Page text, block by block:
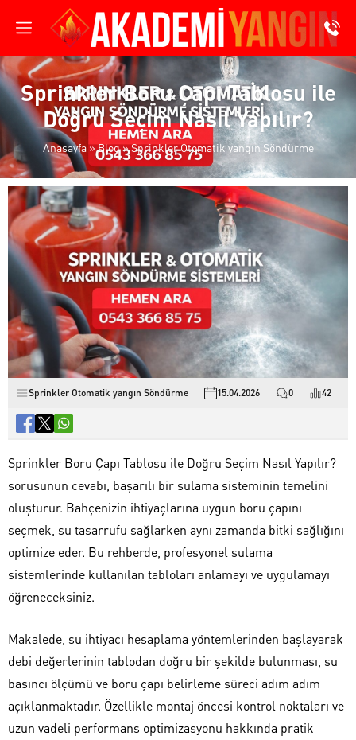
Sprinkler Boru Çapı Tablosu ile
Doğru Seçim Nasıl Yapılır?
Anasayfa»Blog»Sprinkler Otomatik yangın Söndürme
Sprinkler Otomatik yangın Söndürme 15.04.2026 0 42
Sprinkler Boru Çapı Tablosu ile Doğru Seçim Nasıl Yapılır?
sorusunun cevabı, başarılı bir sulama sisteminin temelini
oluşturur. Bahçenizin ihtiyaçlarına uygun boru çapını
seçmek, su tasarrufu sağlarken aynı zamanda bitki sağlığını
optimize eder. Bu rehberde, profesyonel sulama
sistemlerinde kullanılan tabloları anlamayı ve uygulamayı
öğreneceksiniz.
Makalede, su ihtiyacı hesaplama yöntemlerinden başlayarak
debi değerlerinin tablodan doğru bir şekilde bulunması, su
basıncı ölçümü ve boru çapı belirleme süreci adım adım
açıklanmaktadır. Özellikle montaj öncesi kontrol noktaları ve
uzun vadeli performans optimizasyonu hakkında pratik